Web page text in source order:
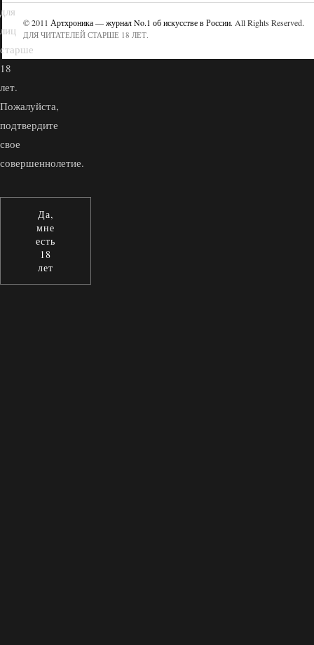
© 2011 Артхроника — журнал No.1 об искусстве в России. All Rights Reserved.
ДЛЯ ЧИТАТЕЛЕЙ СТАРШЕ 18 ЛЕТ.
для
лиц
старше
18
лет.
Пожалуйста,
подтвердите
свое
совершеннолетие.
Да,
мне
есть
18
лет